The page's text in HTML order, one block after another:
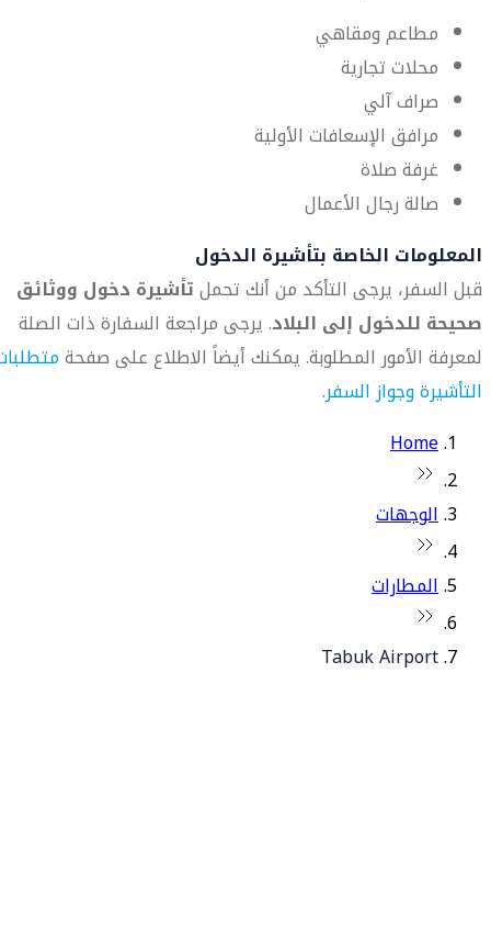
مطاعم ومقاهي
محلات تجارية
صراف آلي
مرافق الإسعافات الأولية
غرفة صلاة
صالة رجال الأعمال
المعلومات الخاصة بتأشيرة الدخول
قبل السفر، يرجى التأكد من أنك تحملتأشيرة دخول ووثائق
صحيحة للدخول إلى البلاد. يرجى مراجعة السفارة ذات الصلة
لمعرفة الأمور المطلوبة. يمكنك أيضاً الاطلاع على صفحة
التأشيرة وجواز السفر.
Home
الوجهات
المطارات
Tabuk Airport